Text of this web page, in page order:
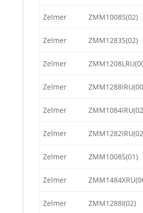
Zelmer ZMM1008S(02)
Zelmer ZMM1283S(02)
Zelmer
Zelmer
Zelmer
Zelmer
Zelmer ZMM1008S(01)
Zelmer
Zelmer ZMM1288I(02)